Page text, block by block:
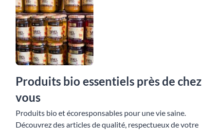
Produits bio essentiels près de chez
vous
Produits bio et écoresponsables pour une vie saine.
Découvrez des articles de qualité, respectueux de votre